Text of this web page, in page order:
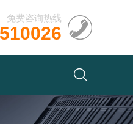
免费咨询热线